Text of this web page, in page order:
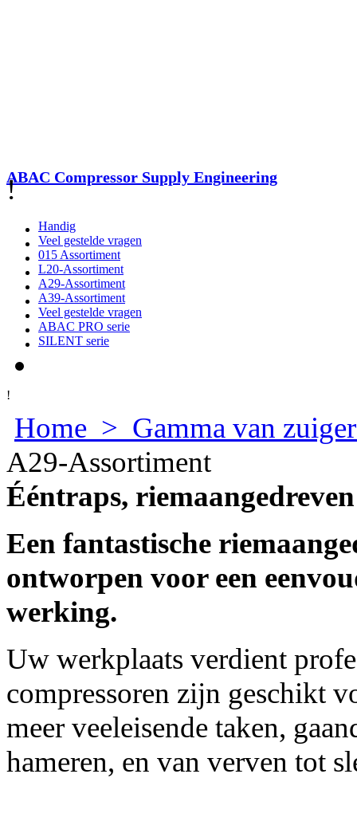
ABAC Compressor Supply Engineering
!
Handig
Veel gestelde vragen
015 Assortiment
L20-Assortiment
A29-Assortiment
A39-Assortiment
Veel gestelde vragen
ABAC PRO serie
SILENT serie
!
Home > Gamma van
A29-Assortiment
Ééntraps,
Een fantastische
ontworpen voor een
werking.
Uw werkplaats verdient
compressoren zijn geschikt
meer veeleisende taken,
hameren, en van verven tot